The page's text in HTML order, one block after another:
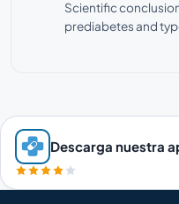
Scientific
prediabetes and
Descarga nuestra